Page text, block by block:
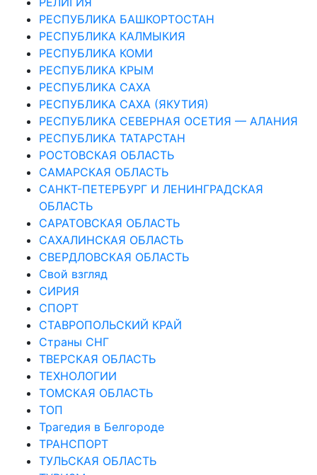
РЕСПУБЛИКА БАШКОРТОСТАН
РЕСПУБЛИКА КАЛМЫКИЯ
РЕСПУБЛИКА КОМИ
РЕСПУБЛИКА КРЫМ
РЕСПУБЛИКА САХА
РЕСПУБЛИКА САХА (ЯКУТИЯ)
РЕСПУБЛИКА СЕВЕРНАЯ ОСЕТИЯ — АЛАНИЯ
РЕСПУБЛИКА ТАТАРСТАН
РОСТОВСКАЯ ОБЛАСТЬ
САМАРСКАЯ ОБЛАСТЬ
САНКТ-ПЕТЕРБУРГ И ЛЕНИНГРАДСКАЯ
ОБЛАСТЬ
САРАТОВСКАЯ ОБЛАСТЬ
САХАЛИНСКАЯ ОБЛАСТЬ
СВЕРДЛОВСКАЯ ОБЛАСТЬ
Свой взгляд
СИРИЯ
СПОРТ
СТАВРОПОЛЬСКИЙ КРАЙ
Страны СНГ
ТВЕРСКАЯ ОБЛАСТЬ
ТЕХНОЛОГИИ
ТОМСКАЯ ОБЛАСТЬ
ТОП
Трагедия в Белгороде
ТРАНСПОРТ
ТУЛЬСКАЯ ОБЛАСТЬ